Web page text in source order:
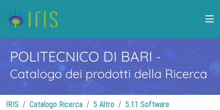
POLITECNICO DI BARI -
Catalogo dei prodotti della Ricerca
IRIS Catalogo Ricerca 5 Altro 5.11 Software